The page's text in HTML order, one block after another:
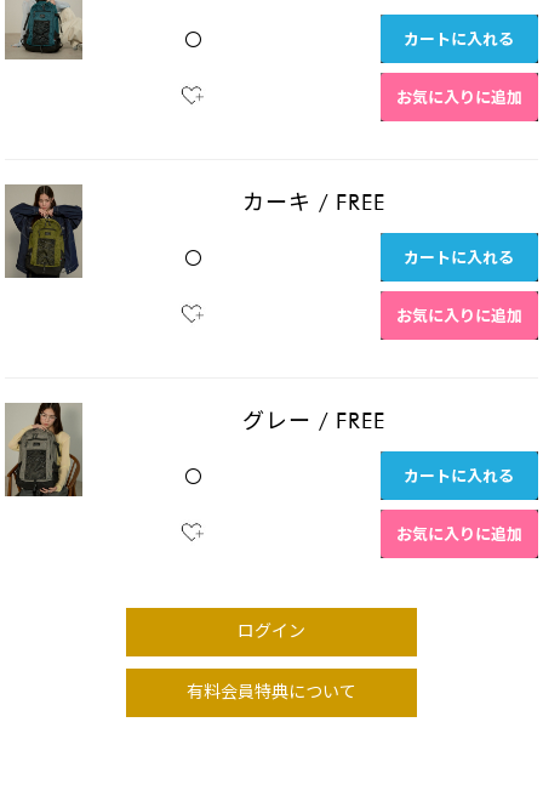
〇 カートに入れる
お気に入りに追加
カーキ / FREE
〇 カートに入れる
お気に入りに追加
グレー / FREE
〇 カートに入れる
お気に入りに追加
ログイン
有料会員特典について